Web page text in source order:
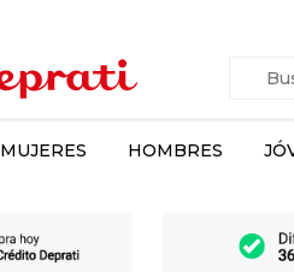
MUJERES HOMBRES